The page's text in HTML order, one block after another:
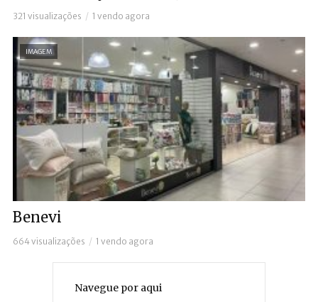
321 visualizações 1 vendo agora
IMAGEM
Benevi
664 visualizações 1 vendo agora
Navegue por aqui